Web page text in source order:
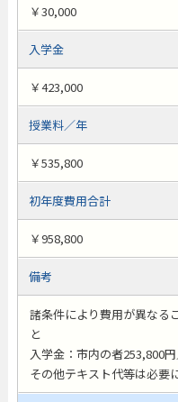
￥30,000
入学金
￥423,000
授業料／年
￥535,800
初年度費用合計
￥958,800
備考
諸条件により費用が異なる
と
入学金：市内の者253,800
その他テキスト代等は必要